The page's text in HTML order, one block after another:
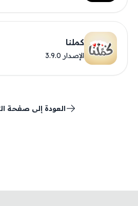
كملنا
الإصدار 3.9.0
العودة إلى صفحة